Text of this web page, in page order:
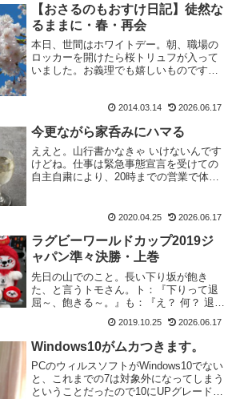
【おさるのもおすけ日記】徒然な
るままに・春・再会
本日、世間はホワイトデー。朝、職場の
ロッカーを開けたら桜トリュフが入って
いました。お義理でも嬉しいものです
うでした？美味しかったですか？』はは
ーん、さてはイデぞうが買い...
2014.03.14 2026.06.17
今更ながら家呑みにハマる
ええと。山行書かなきゃ いけないんです
けどね。仕事は緊急事態宣言を受けての
自主自粛により、20時までの営業で体力
様今晩にゃ。そのくせブログ更新はサボ
2020.04.25 2026.06.17
ラグビーワールドカップ2019ジ
ャパン準々決勝・上巻
先日の山でのこと。長い下り坂が飽き
た、と言うトモさん。ト：『下りって退
屈～、飽きる～。』も：『え？ 何？ 退屈
う。なんとトモさんは高校時代、ラグビ
ー部だったのだ。も：『ボール持ってる
人がさ、タックルされ...
2019.10.25 2026.06.17
Windows10がムカつきます。
PCのウィルスソフトがWindows10でない
と、これまでの7は対象外になってしまう
ということだったので10にUPグレードし